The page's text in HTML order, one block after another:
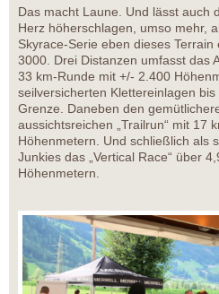
Das macht Laune. Und lässt auch
Herz höherschlagen, umso mehr,
Skyrace-Serie eben dieses
3000. Drei Distanzen umfasst das
33 km-Runde mit +/- 2.400
seilversicherten Klettereinlagen
Grenze. Daneben den
aussichtsreichen „Trailrun“ mit 17
Höhenmetern. Und schließlich als
Junkies das „Vertical Race“ über
Höhenmetern.